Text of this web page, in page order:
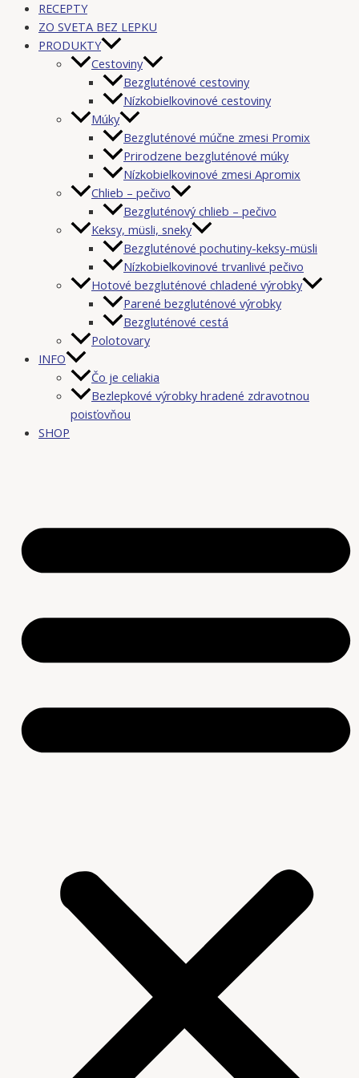
RECEPTY
ZO SVETA BEZ LEPKU
PRODUKTY
Cestoviny
Bezgluténové cestoviny
Nízkobielkovinové cestoviny
Múky
Bezgluténové múčne zmesi Promix
Prirodzene bezgluténové múky
Nízkobielkovinové zmesi Apromix
Chlieb – pečivo
Bezgluténový chlieb – pečivo
Keksy, müsli, sneky
Bezgluténové pochutiny-keksy-müsli
Nízkobielkovinové trvanlivé pečivo
Hotové bezgluténové chladené výrobky
Parené bezgluténové výrobky
Bezgluténové cestá
Polotovary
INFO
Čo je celiakia
Bezlepkové výrobky hradené zdravotnou
poisťovňou
SHOP